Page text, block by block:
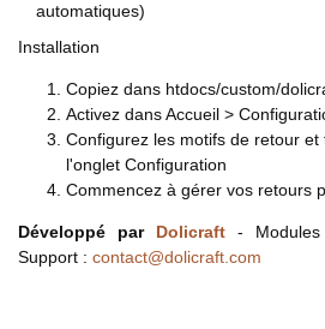
automatiques)
Installation
Copiez dans htdocs/custom/
Activez dans Accueil >
Configurez les motifs de retour
l'onglet Configuration
Commencez à gérer vos retours
Développé par Dolicraft - Modules
Support : contact@dolicraft.com